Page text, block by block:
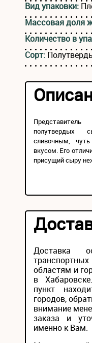
Вид упаковки:
Массовая доля
Количество в
Сорт:
полутвердых
сливочным,
вкусом. Его
присущий сыру
Доставка
областям и
в
пункт
городов,
внимание
заказа и
именно к Вам.